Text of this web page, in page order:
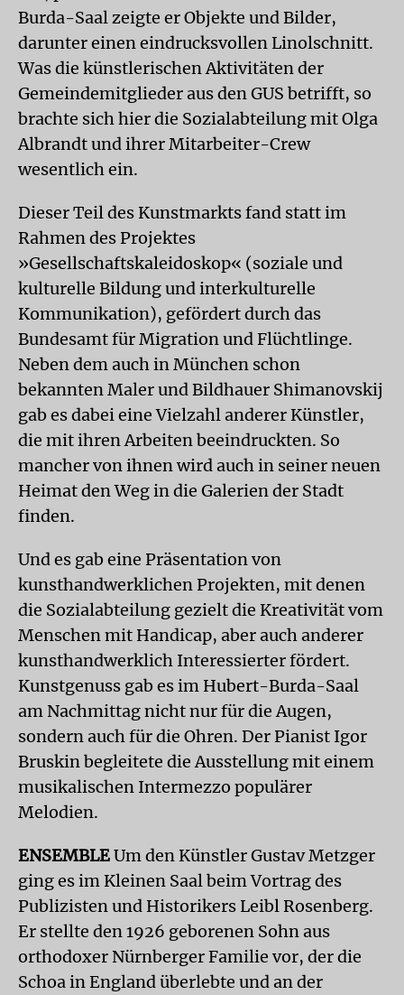
Burda-Saal zeigte er Objekte und Bilder,
darunter einen eindrucksvollen Linolschnitt.
Was die künstlerischen Aktivitäten der
Gemeindemitglieder aus den GUS betrifft, so
brachte sich hier die Sozialabteilung mit Olga
Albrandt und ihrer Mitarbeiter-Crew
wesentlich ein.
Dieser Teil des Kunstmarkts fand statt im
Rahmen des Projektes
»Gesellschaftskaleidoskop« (soziale und
kulturelle Bildung und interkulturelle
Kommunikation), gefördert durch das
Bundesamt für Migration und Flüchtlinge.
Neben dem auch in München schon
bekannten Maler und Bildhauer Shimanovskij
gab es dabei eine Vielzahl anderer Künstler,
die mit ihren Arbeiten beeindruckten. So
mancher von ihnen wird auch in seiner neuen
Heimat den Weg in die Galerien der Stadt
finden.
Und es gab eine Präsentation von
kunsthandwerklichen Projekten, mit denen
die Sozialabteilung gezielt die Kreativität vom
Menschen mit Handicap, aber auch anderer
kunsthandwerklich Interessierter fördert.
Kunstgenuss gab es im Hubert-Burda-Saal
am Nachmittag nicht nur für die Augen,
sondern auch für die Ohren. Der Pianist Igor
Bruskin begleitete die Ausstellung mit einem
musikalischen Intermezzo populärer
Melodien.
ENSEMBLEUm den Künstler Gustav Metzger
ging es im Kleinen Saal beim Vortrag des
Publizisten und Historikers Leibl Rosenberg.
Er stellte den 1926 geborenen Sohn aus
orthodoxer Nürnberger Familie vor, der die
Schoa in England überlebte und an der